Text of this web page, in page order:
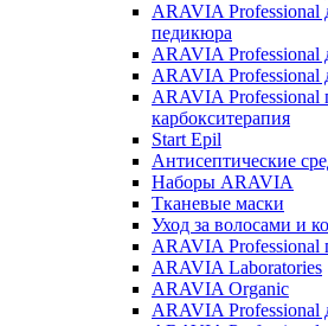
ARAVIA Professional
педикюра
ARAVIA Professional
ARAVIA Professional
ARAVIA Professional
карбокситерапия
Start Epil
Антисептические
Наборы ARAVIA
Тканевые маски
Уход за волосами и
ARAVIA Professional
ARAVIA Laboratories
ARAVIA Organic
ARAVIA Professional